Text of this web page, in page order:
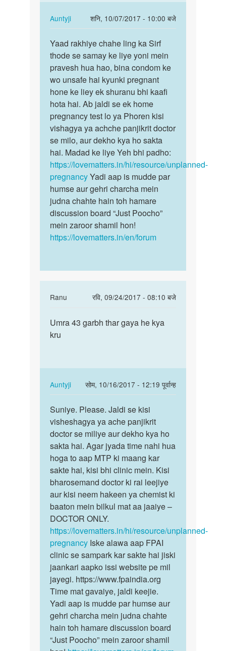
by
aeffy
Auntyji
शनि, 10/07/2017 - 10:00 बजे
In
reply
to
Mene
2
din
pehle
bina…
by
Moin
jhan
Yaad
rakhiye
chahe
ling
ka…
Yaad rakhiye chahe ling ka Sirf
thode se samay ke liye yoni mein
pravesh hua hao, bina condom ke
wo unsafe hai kyunki pregnant
hone ke liey ek shuranu bhi kaafi
hota hai. Ab jaldi se ek home
pregnancy test lo ya Phoren kisi
vishagya ya achche panjikrit doctor
se milo, aur dekho kya ho sakta
hai. Madad ke liye Yeh bhi padho:
https://lovematters.in/hi/resource/unplanned-
pregnancyYadi aap is mudde par
humse aur gehri charcha mein
judna chahte hain toh hamare
discussion board “Just Poocho”
mein zaroor shamil hon!
https://lovematters.in/en/forum
Ranu
रवि, 09/24/2017 - 08:10 बजे
to
pls
help
me
by
siimran
Umra
43
gaya
he…
Umra 43 garbh thar gaya he kya
kru
Auntyji
सोम, 10/16/2017 - 12:19 पूर्वान्ह
In
reply
to
Umra
43
garbh
thar
gaya
he…
by
Ranu
Suniye.
Please.
Jaldi
se…
Suniye. Please. Jaldi se kisi
visheshagya ya ache panjikrit
doctor se miliye aur dekho kya ho
sakta hai. Agar jyada time nahi hua
hoga to aap MTP ki maang kar
sakte hai, kisi bhi clinic mein. Kisi
bharosemand doctor ki rai leejiye
aur kisi neem hakeen ya chemist ki
baaton mein bilkul mat aa jaaiye –
DOCTOR ONLY.
https://lovematters.in/hi/resource/unplanned-
pregnancy Iske alawa aap FPAI
clinic se sampark kar sakte hai jiski
jaankari aapko issi website pe mil
jayegi. https://www.fpaindia.org
Time mat gavaiye, jaldi keejie.
Yadi aap is mudde par humse aur
gehri charcha mein judna chahte
hain toh hamare discussion board
“Just Poocho” mein zaroor shamil